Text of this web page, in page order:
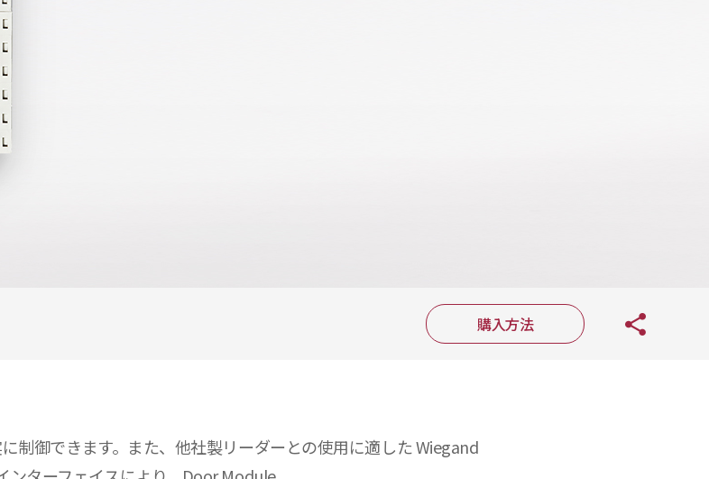
購入方法
制御できます。また、他社製リーダーとの使用に適した Wiegand